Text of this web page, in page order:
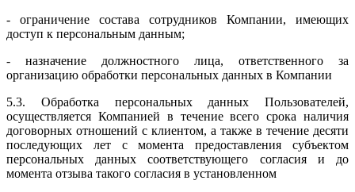
- ограничение состава сотрудников Компании, имеющих
доступ к персональным данным;
- назначение должностного лица, ответственного за
организацию обработки персональных данных в Компании
5.3. Обработка персональных данных Пользователей,
осуществляется Компанией в течение всего срока наличия
договорных отношений с клиентом, а также в течение десяти
последующих лет с момента предоставления субъектом
персональных данных соответствующего согласия и до
момента отзыва такого согласия в установленном